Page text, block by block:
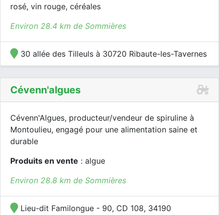
rosé, vin rouge, céréales
Environ 28.4 km de Sommières
30 allée des Tilleuls à 30720 Ribaute-les-Tavernes
Cévenn'algues
Cévenn'Algues, producteur/vendeur de spiruline à
Montoulieu, engagé pour une alimentation saine et
durable
Produits en vente : algue
Environ 28.8 km de Sommières
Lieu-dit Familongue - 90, CD 108, 34190